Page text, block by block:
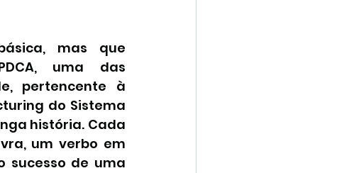
mas que
uma das
pertencente à
do Sistema
história. Cada
um verbo em
sucesso de uma